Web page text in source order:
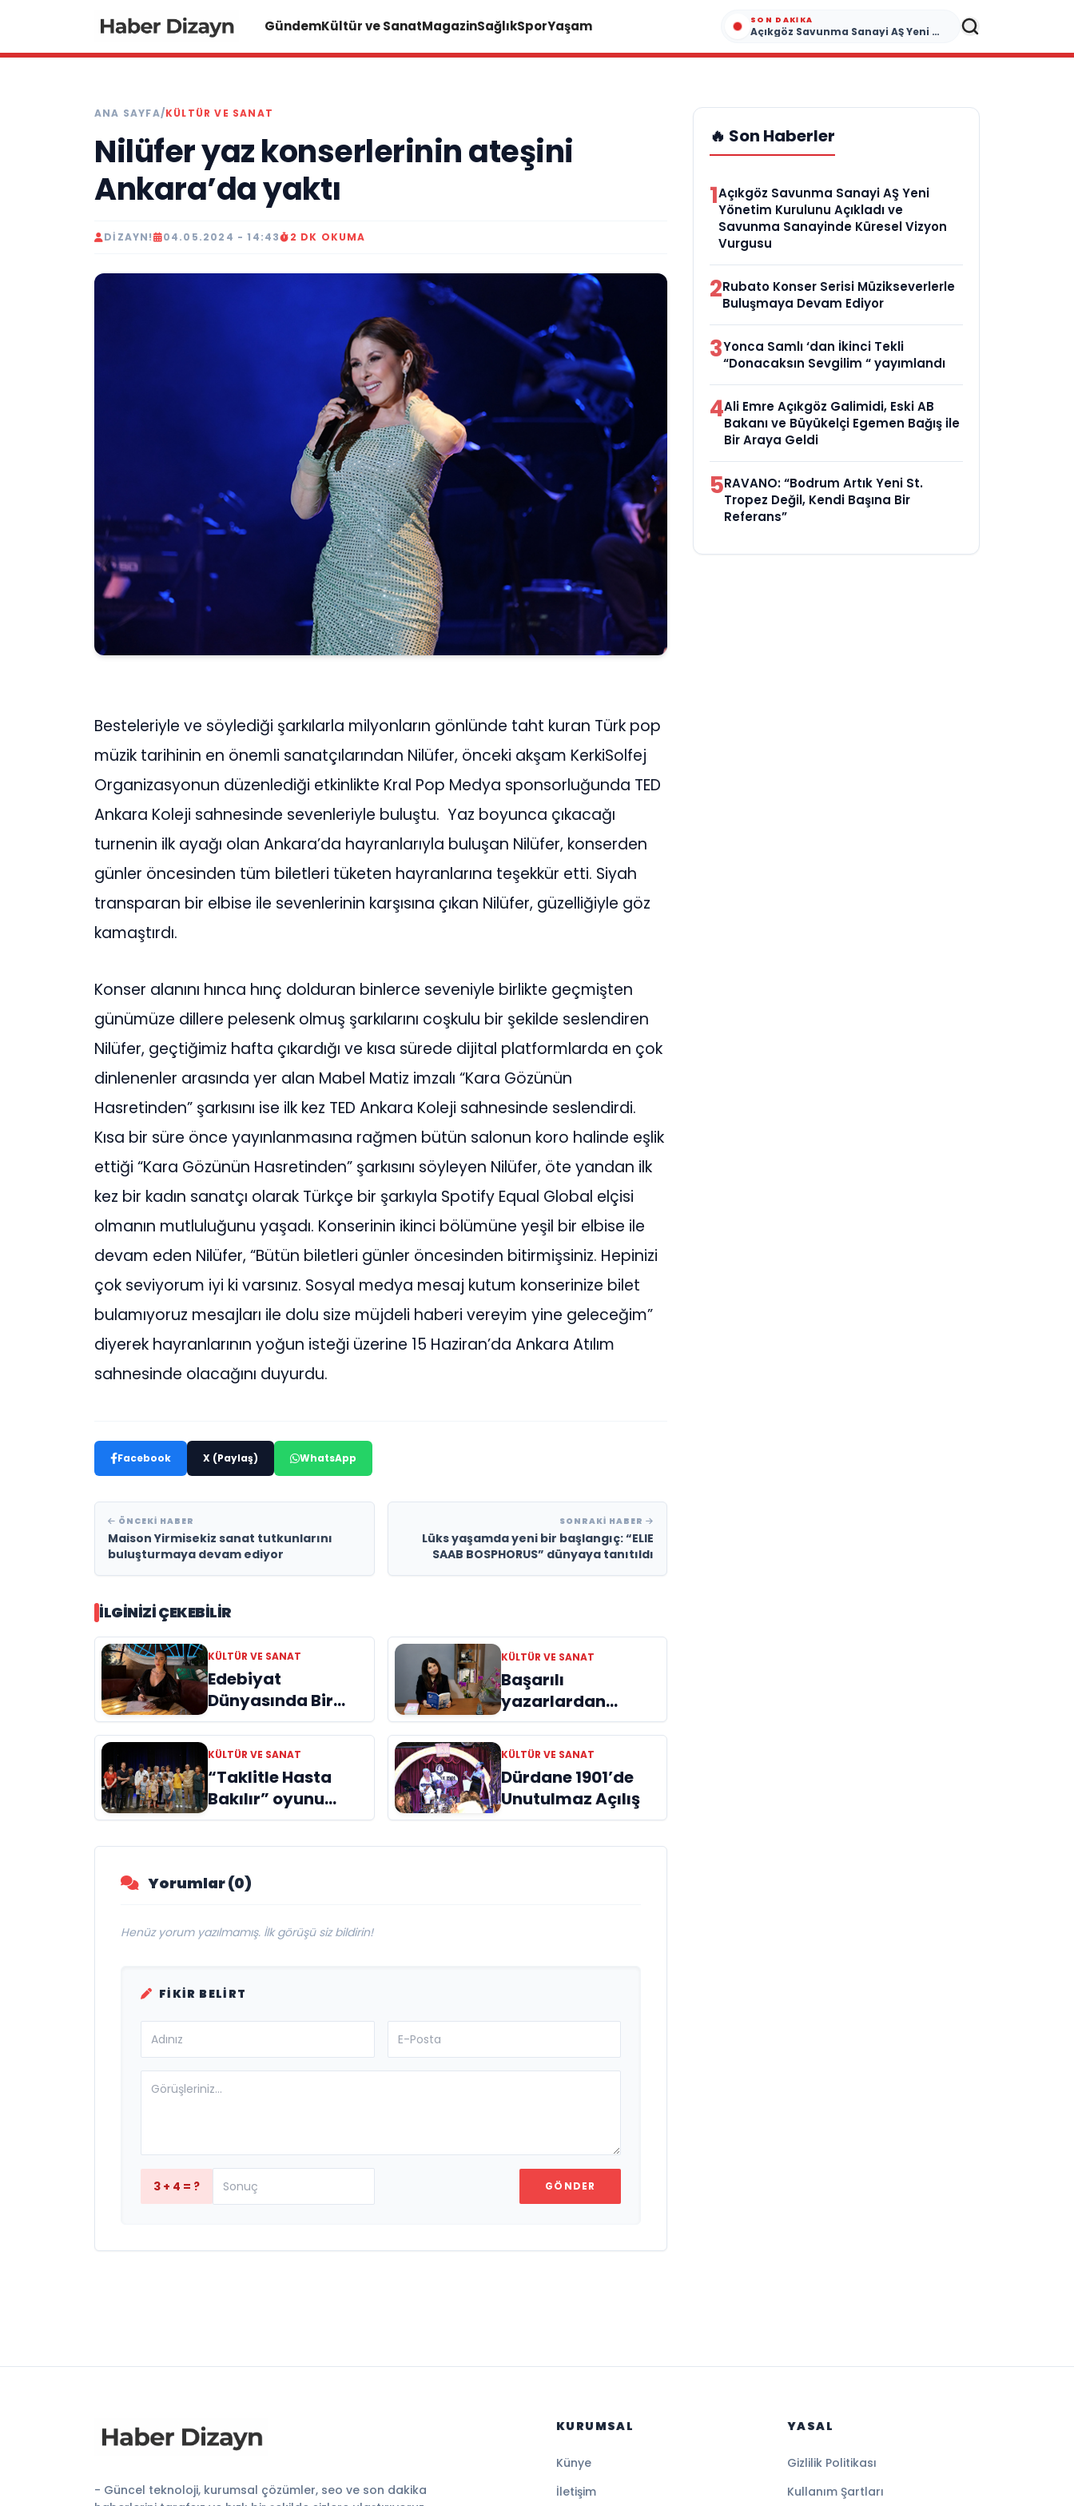
GündemKültür ve SanatMagazinSağlıkSporYaşam SON DAKIKA
Açıkgöz Savunma Sanayi AŞ Yeni Yönetim Kurulunu Açıkladı ve Savunma Sanayinde Küresel Vizyon Vurgusu
ANA SAYFA/KÜLTÜR VE SANAT
Nilüfer yaz konserlerinin ateşini
Ankara’da yaktı
DIZAYN! 04.05.2024 - 14:43 2 DK OKUMA
Besteleriyle ve söylediği şarkılarla milyonların gönlünde taht kuran Türk pop
müzik tarihinin en önemli sanatçılarından Nilüfer, önceki akşam KerkiSolfej
Organizasyonun düzenlediği etkinlikte Kral Pop Medya sponsorluğunda TED
Ankara Koleji sahnesinde sevenleriyle buluştu. Yaz boyunca çıkacağı
turnenin ilk ayağı olan Ankara’da hayranlarıyla buluşan Nilüfer, konserden
günler öncesinden tüm biletleri tüketen hayranlarına teşekkür etti. Siyah
transparan bir elbise ile sevenlerinin karşısına çıkan Nilüfer, güzelliğiyle göz
kamaştırdı.
Konser alanını hınca hınç dolduran binlerce seveniyle birlikte geçmişten
günümüze dillere pelesenk olmuş şarkılarını coşkulu bir şekilde seslendiren
Nilüfer, geçtiğimiz hafta çıkardığı ve kısa sürede dijital platformlarda en çok
dinlenenler arasında yer alan Mabel Matiz imzalı “Kara Gözünün
Hasretinden” şarkısını ise ilk kez TED Ankara Koleji sahnesinde seslendirdi.
Kısa bir süre önce yayınlanmasına rağmen bütün salonun koro halinde eşlik
ettiği “Kara Gözünün Hasretinden” şarkısını söyleyen Nilüfer, öte yandan ilk
kez bir kadın sanatçı olarak Türkçe bir şarkıyla Spotify Equal Global elçisi
olmanın mutluluğunu yaşadı. Konserinin ikinci bölümüne yeşil bir elbise ile
devam eden Nilüfer, “Bütün biletleri günler öncesinden bitirmişsiniz. Hepinizi
çok seviyorum iyi ki varsınız. Sosyal medya mesaj kutum konserinize bilet
bulamıyoruz mesajları ile dolu size müjdeli haberi vereyim yine geleceğim”
diyerek hayranlarının yoğun isteği üzerine 15 Haziran’da Ankara Atılım
sahnesinde olacağını duyurdu.
Facebook X (Paylaş) WhatsApp
ÖNCEKI HABER
Maison Yirmisekiz sanat tutkunlarını
buluşturmaya devam ediyor
SONRAKI HABER
Lüks yaşamda yeni bir başlangıç: “ELIE
SAAB BOSPHORUS” dünyaya tanıtıldı
İLGINIZI ÇEKEBILIR
KÜLTÜR VE SANAT
Edebiyat
Dünyasında Bir
Genç Deha
Doğuyor: Dilruba
Engin ve Zift Karası
Evreni ‘AVENOİR’
KÜLTÜR VE SANAT
Başarılı
yazarlardan
Azime Savaş’tan
başucu kitabı
“Emanet”
raflardaki yerini
aldı
KÜLTÜR VE SANAT
“Taklitle Hasta
Bakılır” oyunu
engelleri sanatla
aştı
KÜLTÜR VE SANAT
Dürdane 1901’de
Unutulmaz Açılış
Yorumlar (0)
Henüz yorum yazılmamış. İlk görüşü siz bildirin!
FIKIR BELIRT
3 + 4 = ? GÖNDER
🔥 Son Haberler
1Açıkgöz Savunma Sanayi AŞ Yeni
Yönetim Kurulunu Açıkladı ve
Savunma Sanayinde Küresel Vizyon
Vurgusu
2Rubato Konser Serisi Müzikseverlerle
Buluşmaya Devam Ediyor
3Yonca Samlı ‘dan İkinci Tekli
“Donacaksın Sevgilim “ yayımlandı
4Ali Emre Açıkgöz Galimidi, Eski AB
Bakanı ve Büyükelçi Egemen Bağış ile
Bir Araya Geldi
5RAVANO: “Bodrum Artık Yeni St.
Tropez Değil, Kendi Başına Bir
Referans”
- Güncel teknoloji, kurumsal çözümler, seo ve son dakika
KURUMSAL
Künye
İletişim
YASAL
Gizlilik Politikası
Kullanım Şartları